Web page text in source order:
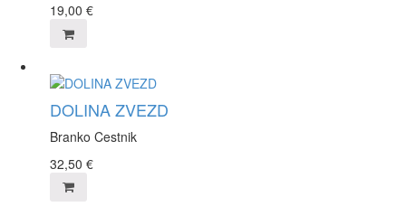
19,00 €
DOLINA ZVEZD
Branko Cestnik
32,50 €